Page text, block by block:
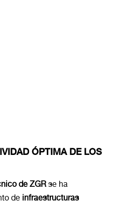
ÓPTIMA DE LOS
de ZGRse ha
de infraestructuras